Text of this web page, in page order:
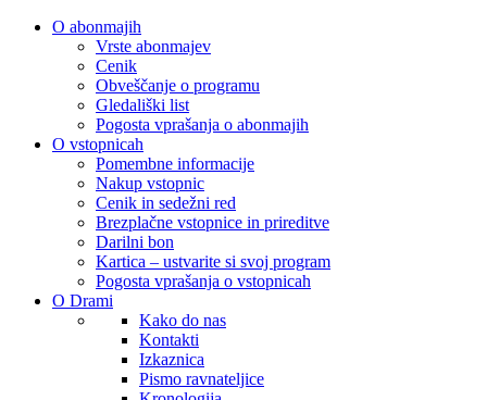
O abonmajih
Vrste abonmajev
Cenik
Obveščanje o programu
Gledališki list
Pogosta vprašanja o abonmajih
O vstopnicah
Pomembne informacije
Nakup vstopnic
Cenik in sedežni red
Brezplačne vstopnice in prireditve
Darilni bon
Kartica – ustvarite si svoj program
Pogosta vprašanja o vstopnicah
O Drami
Kako do nas
Kontakti
Izkaznica
Pismo ravnateljice